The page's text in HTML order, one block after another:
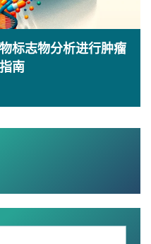
标志物分析进行肿瘤
南